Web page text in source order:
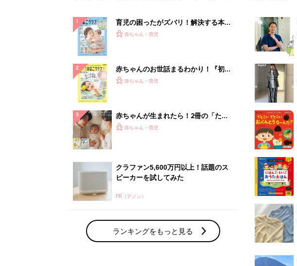
育児の困ったがズバリ！解決する本
『ひよこクラブ 夏号』 4カ月～2才
赤ちゃん・育児
赤ちゃんのお世話まるわかり！『初め
てのひよこクラブ 夏号』〈巻頭大特
赤ちゃん・育児
赤ちゃんが生まれたら！2冊の「たま
ひよ」
赤ちゃん・育児
クラファン5,600万円以上！話題のス
ピーカーを試してみた
PR（デノン）
ランキングをもっと見る